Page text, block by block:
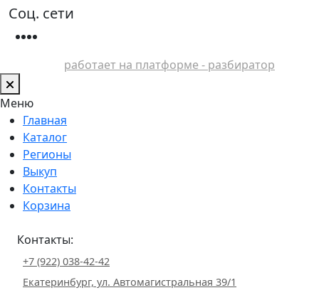
Соц. сети
работает на платформе - разбиратор
Меню
Главная
Каталог
Регионы
Выкуп
Контакты
Корзина
Контакты:
+7 (922) 038-42-42
Екатеринбург, ул. Автомагистральная 39/1